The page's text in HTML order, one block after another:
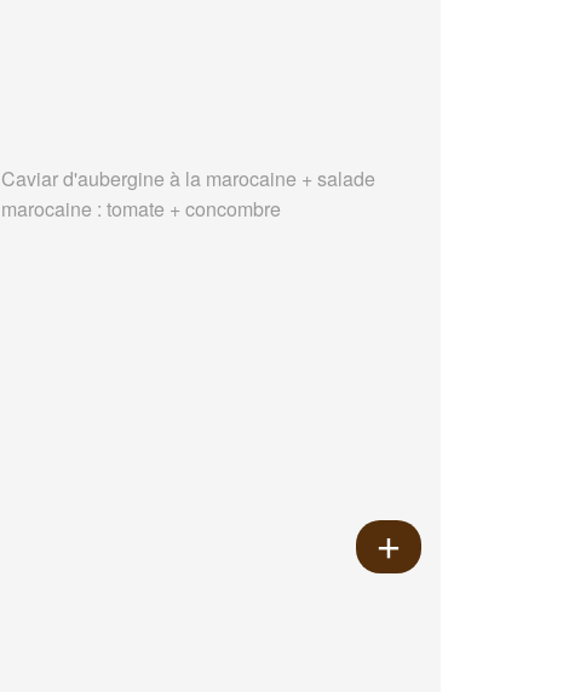
Caviar d'aubergine à la marocaine + salade
marocaine : tomate + concombre